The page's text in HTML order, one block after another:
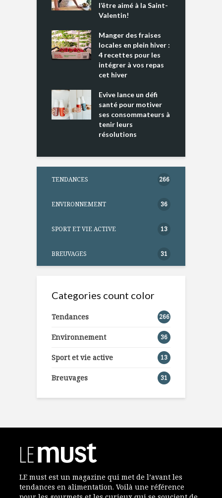
l’être aimé à la Saint-
Valentin!
Manger des fraises
locales en plein hiver :
4 recettes pour les
intégrer à vos repas
cet hiver
Evive lance un défi
santé pour motiver
ses consommateurs à
tenir leurs
résolutions
TENDANCES 266
ENVIRONNEMENT 36
SPORT ET VIE ACTIVE 13
BREUVAGES 31
Categories count color
Tendances 266
Environnement 36
Sport et vie active 13
Breuvages 31
LE must est un magazine qui met de l’avant les
tendances en alimentation. Voilà une référence